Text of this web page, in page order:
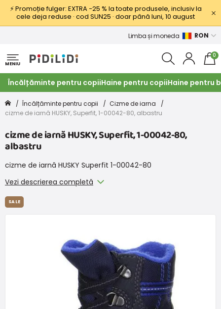
⚡ Promoție fulger: EXTRA −25 % la toate produsele, inclusiv la
cele deja reduse · cod SUN25 · doar până luni, 10 august
Limba și moneda RON
MENIU
0
Încălțăminte pentru copiiHaine pentru copiiHaine pentru
Încălțăminte pentru copii
Cizme de iarna
cizme de iarnă HUSKY, Superfit, 1-00042-80, albastru
cizme de iarnă HUSKY, Superfit, 1-00042-80,
albastru
cizme de iarnă HUSKY Superfit 1-00042-80
Vezi descrierea completă
SALE